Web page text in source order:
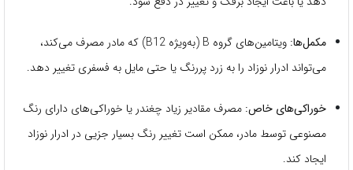
مکمل‌ها:
ویتامین‌های گروه B (به‌ویژه B12) که مادر مصرف می‌کند،
می‌تواند ادرار نوزاد را به زرد پررنگ یا حتی مایل به فسفری تغییر دهد.
خوراکی‌های خاص: مصرف مقادیر زیاد چغندر یا خوراکی‌های دارای رنگ
مصنوعی توسط مادر، ممکن است تغییر رنگ بسیار جزیی در ادرار نوزاد
ایجاد کند.